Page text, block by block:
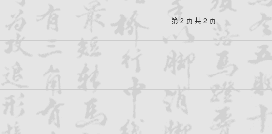
第 2 页 共 2 页